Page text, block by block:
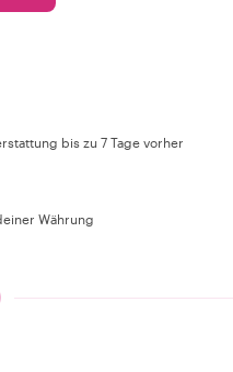
bis zu 7 Tage vorher
Währung